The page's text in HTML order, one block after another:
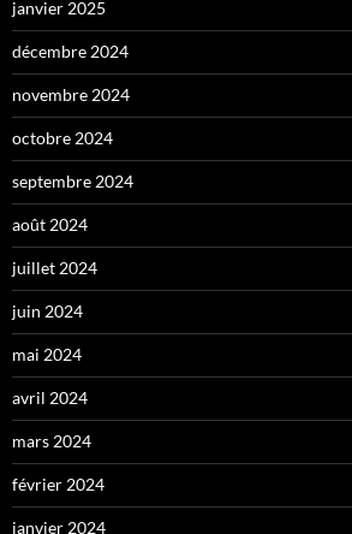
janvier 2025
décembre 2024
novembre 2024
octobre 2024
septembre 2024
août 2024
juillet 2024
juin 2024
mai 2024
avril 2024
mars 2024
février 2024
janvier 2024